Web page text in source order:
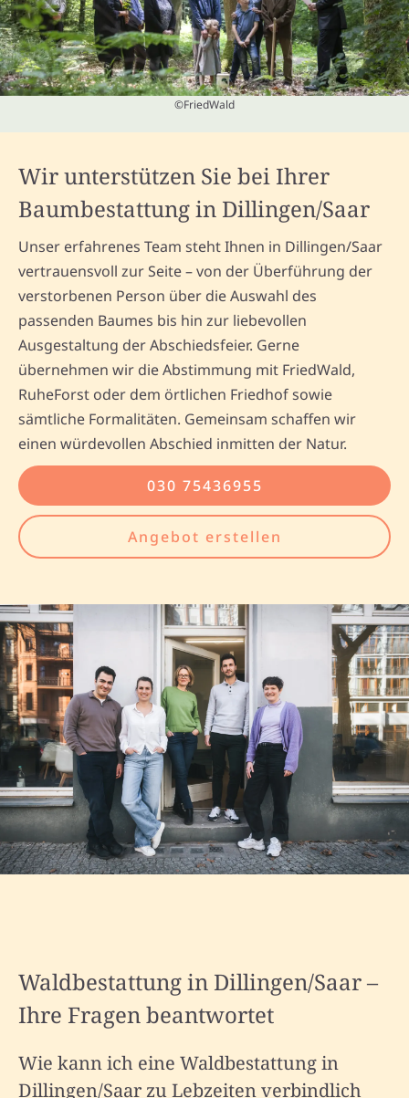
©FriedWald
Wir unterstützen Sie bei Ihrer
Baumbestattung in Dillingen/Saar
Unser erfahrenes Team steht Ihnen in Dillingen/Saar
vertrauensvoll zur Seite – von der Überführung der
verstorbenen Person über die Auswahl des
passenden Baumes bis hin zur liebevollen
Ausgestaltung der Abschiedsfeier. Gerne
übernehmen wir die Abstimmung mit FriedWald,
RuheForst oder dem örtlichen Friedhof sowie
sämtliche Formalitäten. Gemeinsam schaffen wir
einen würdevollen Abschied inmitten der Natur.
030 75436955
Angebot erstellen
Waldbestattung in Dillingen/Saar –
Ihre Fragen beantwortet
Wie kann ich eine Waldbestattung in
Dillingen/Saar zu Lebzeiten verbindlich